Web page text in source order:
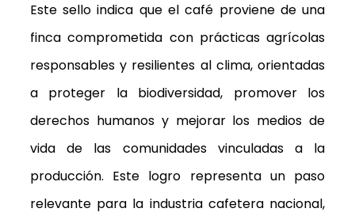
Este sello indica que el café proviene de una
finca comprometida con prácticas agrícolas
responsables y resilientes al clima, orientadas
a proteger la biodiversidad, promover los
derechos humanos y mejorar los medios de
vida de las comunidades vinculadas a la
producción. Este logro representa un paso
relevante para la industria cafetera nacional,